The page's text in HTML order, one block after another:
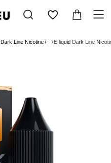
Dark Line Nicotine+ E-liquid Dark Line